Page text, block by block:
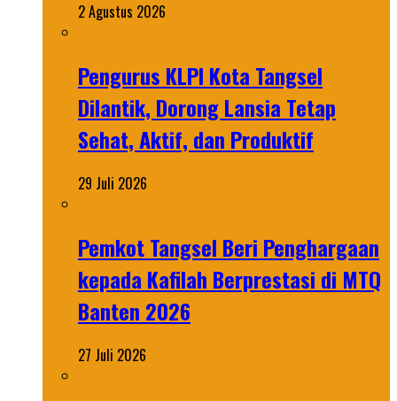
2 Agustus 2026
Pengurus KLPI Kota Tangsel
Dilantik, Dorong Lansia Tetap
Sehat, Aktif, dan Produktif
29 Juli 2026
Pemkot Tangsel Beri Penghargaan
kepada Kafilah Berprestasi di MTQ
Banten 2026
27 Juli 2026